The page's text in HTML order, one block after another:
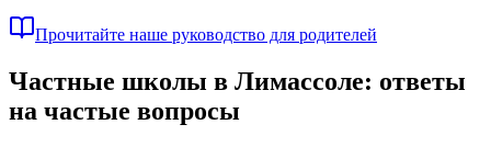
Прочитайте наше руководство для родителей
Частные школы в Лимассоле: ответы
на частые вопросы